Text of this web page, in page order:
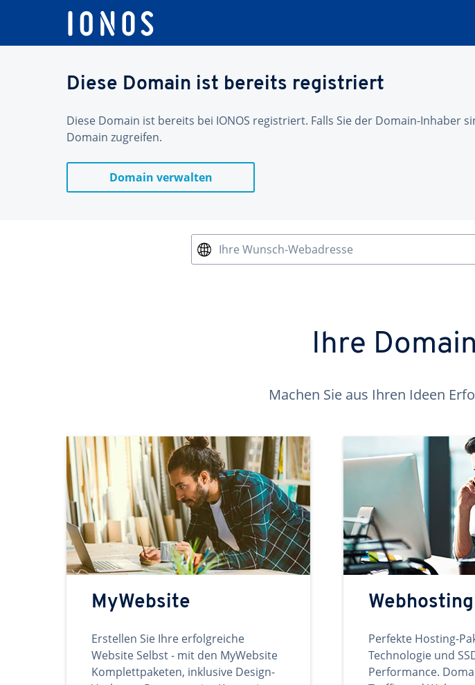
Diese Domain ist bereits registriert
Diese Domain ist bereits bei IONOS registriert. Falls Sie der Domain-Inhaber
Domain zugreifen.
Domain verwalten
Ihre Wunsch-Webadresse
Ihre
Machen Sie aus Ihren Ideen
MyWebsite
Erstellen Sie Ihre erfolgreiche
Website Selbst - mit den MyWebsite
Komplettpaketen, inklusive Design-
Webhosting
Perfekte Hosting-
Technologie und
Performance.